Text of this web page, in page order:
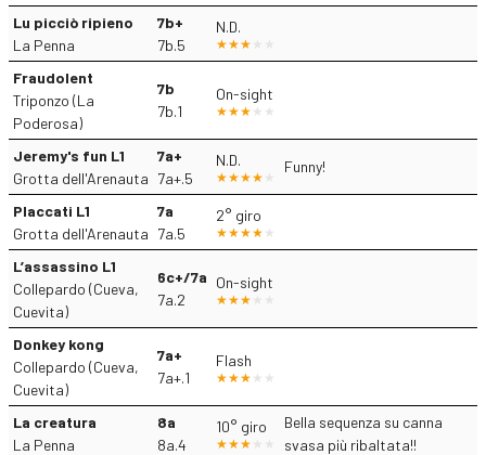
Lu picciò ripieno
La Penna
7b+
7b.5
N.D.
Fraudolent
Triponzo (La
Poderosa)
7b
7b.1
On-sight
Jeremy's fun L1
Grotta dell'Arenauta
7a+
7a+.5
N.D. Funny!
Placcati L1
Grotta dell'Arenauta
7a
7a.5
2° giro
L’assassino L1
Collepardo (Cueva,
Cuevita)
6c+/7a
7a.2
On-sight
Donkey kong
Collepardo (Cueva,
Cuevita)
7a+
7a+.1
Flash
La creatura
La Penna
8a
8a.4
10° giro
Bella sequenza su canna
svasa più ribaltata!!